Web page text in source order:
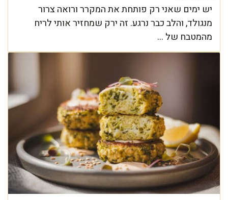
יש ימים שאני רק פותחת את המקרר ורואה צרור
מנגולד, והלב כבר נרגע. זה ירק שמחזיר אותי לריח
מהמטבח של ...